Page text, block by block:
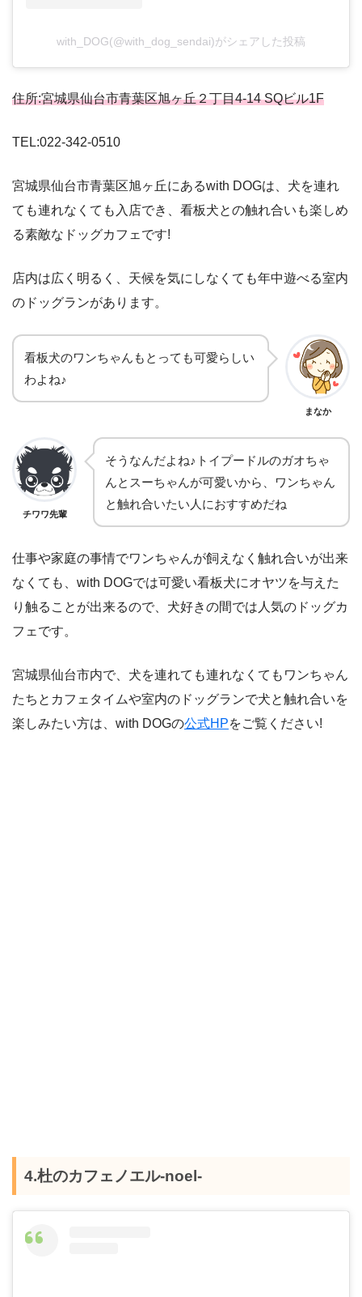
with_DOG(@with_dog_sendai)がシェアした投稿
住所:宮城県仙台市青葉区旭ヶ丘２丁目4-14 SQビル1F
TEL:022-342-0510
宮城県仙台市青葉区旭ヶ丘にあるwith DOGは、犬を連れ
ても連れなくても入店でき、看板犬との触れ合いも楽しめ
る素敵なドッグカフェです!
店内は広く明るく、天候を気にしなくても年中遊べる室内
のドッグランがあります。
看板犬のワンちゃんもとっても可愛らしい
わよね♪
まなか
チワワ先輩
そうなんだよね♪トイプードルのガオちゃ
んとスーちゃんが可愛いから、ワンちゃん
と触れ合いたい人におすすめだね
仕事や家庭の事情でワンちゃんが飼えなく触れ合いが出来
なくても、with DOGでは可愛い看板犬にオヤツを与えた
り触ることが出来るので、犬好きの間では人気のドッグカ
フェです。
宮城県仙台市内で、犬を連れても連れなくてもワンちゃん
たちとカフェタイムや室内のドッグランで犬と触れ合いを
楽しみたい方は、with DOGの公式HPをご覧ください!
4.杜のカフェノエル-noel-